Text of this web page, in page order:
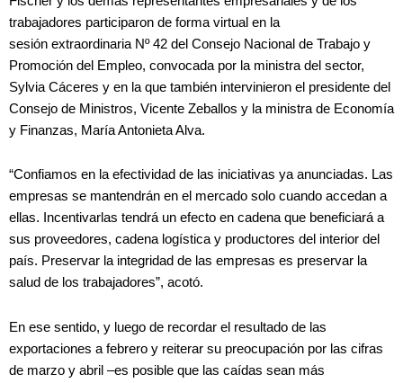
trabajadores participaron de forma virtual en la
sesión extraordinaria Nº 42 del Consejo Nacional de Trabajo y
Promoción del Empleo, convocada por la ministra del sector,
Sylvia Cáceres y en la que también intervinieron el presidente del
Consejo de Ministros, Vicente Zeballos y la ministra de Economía
y Finanzas, María Antonieta Alva.
“Confiamos en la efectividad de las iniciativas ya anunciadas. Las
empresas se mantendrán en el mercado solo cuando accedan a
ellas. Incentivarlas tendrá un efecto en cadena que beneficiará a
sus proveedores, cadena logística y productores del interior del
país. Preservar la integridad de las empresas es preservar la
salud de los trabajadores”, acotó.
En ese sentido, y luego de recordar el resultado de las
exportaciones a febrero y reiterar su preocupación por las cifras
de marzo y abril –es posible que las caídas sean más